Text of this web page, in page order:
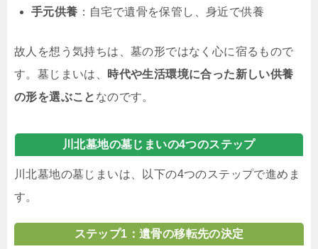
手元供養 ：自宅で遺骨を保管し、身近で供養
故人を想う気持ちは、墓の形ではなく心に宿るもので
す。墓じまいは、
時代や生活環境に合った新しい供養
の形を選ぶこと なのです。
川北墓地の墓じまいの4つのステップ
川北墓地の墓じまいは、以下の4つのステップで進めま
す。
ステップ1：遺骨の移転先の決定